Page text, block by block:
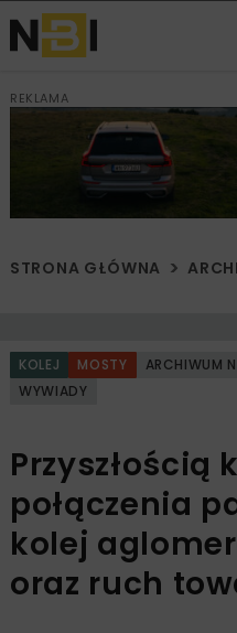
REKLAMA
STRONA GŁÓWNA
KOLEJ MOSTY
ARCHIWUM
WYWIADY
Przyszłością
połączenia
kolej
oraz ruch